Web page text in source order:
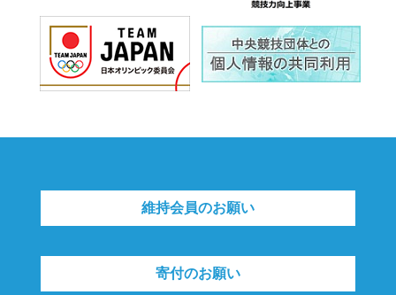
維持会員のお願い
寄付のお願い